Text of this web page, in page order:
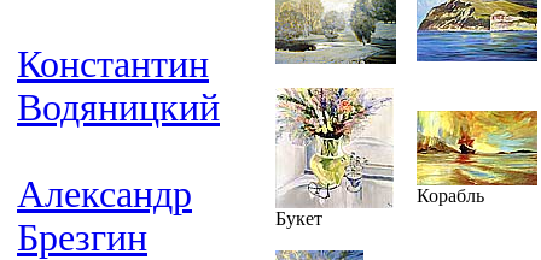
Константин
Водяницкий
Александр
Брезгин
Букет
Корабль